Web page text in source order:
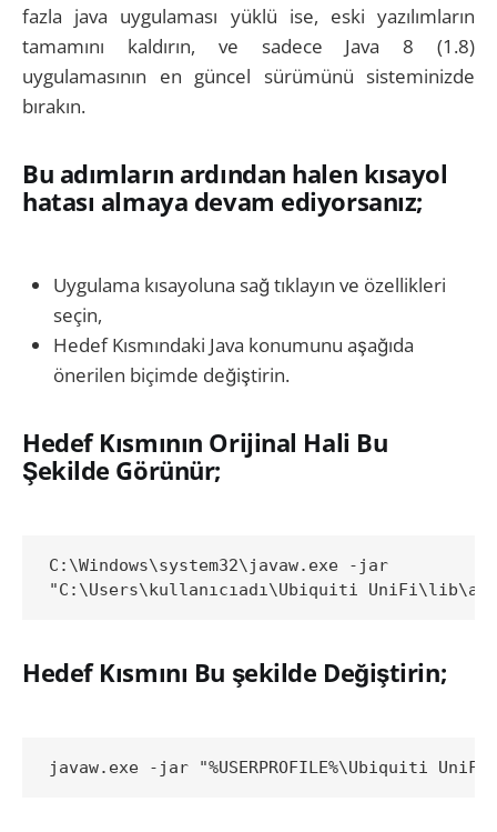
fazla java uygulaması yüklü ise, eski yazılımların
tamamını kaldırın, ve sadece Java 8 (1.8)
uygulamasının en güncel sürümünü sisteminizde
bırakın.
Bu adımların ardından halen kısayol
hatası almaya devam ediyorsanız;
Uygulama kısayoluna sağ tıklayın ve özellikleri
seçin,
Hedef Kısmındaki Java konumunu aşağıda
önerilen biçimde değiştirin.
Hedef Kısmının Orijinal Hali Bu
Şekilde Görünür;
C:\Windows\system32\javaw.exe -jar
Hedef Kısmını Bu şekilde Değiştirin;